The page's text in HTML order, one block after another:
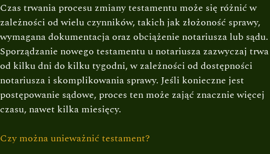
Czas trwania procesu zmiany testamentu może się różnić w
zależności od wielu czynników, takich jak złożoność sprawy,
wymagana dokumentacja oraz obciążenie notariusza lub sądu.
Sporządzanie nowego testamentu u notariusza zazwyczaj trwa
od kilku dni do kilku tygodni, w zależności od dostępności
notariusza i skomplikowania sprawy. Jeśli konieczne jest
postępowanie sądowe, proces ten może zająć znacznie więcej
czasu, nawet kilka miesięcy.
Czy można unieważnić testament?